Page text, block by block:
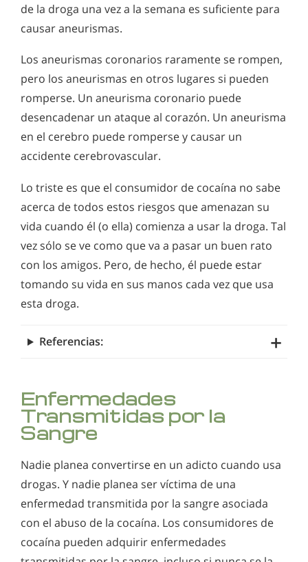
de la droga una vez a la semana es suficiente para
causar aneurismas.
Los aneurismas coronarios raramente se rompen,
pero los aneurismas en otros lugares si pueden
romperse. Un aneurisma coronario puede
desencadenar un ataque al corazón. Un aneurisma
en el cerebro puede romperse y causar un
accidente cerebrovascular.
Lo triste es que el consumidor de cocaína no sabe
acerca de todos estos riesgos que amenazan su
vida cuando él (o ella) comienza a usar la droga. Tal
vez sólo se ve como que va a pasar un buen rato
con los amigos. Pero, de hecho, él puede estar
tomando su vida en sus manos cada vez que usa
esta droga.
Referencias:
Enfermedades
Transmitidas por la
Sangre
Nadie planea convertirse en un adicto cuando usa
drogas. Y nadie planea ser víctima de una
enfermedad transmitida por la sangre asociada
con el abuso de la cocaína. Los consumidores de
cocaína pueden adquirir enfermedades